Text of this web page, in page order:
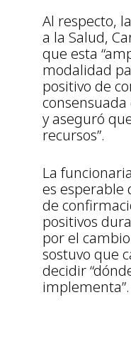
Al respecto,
a la Salud,
que esta
modalidad
positivo de
consensuada
y aseguró
recursos”.
La
es esperable
de
positivos
por el
sostuvo que
decidir
implementa”.